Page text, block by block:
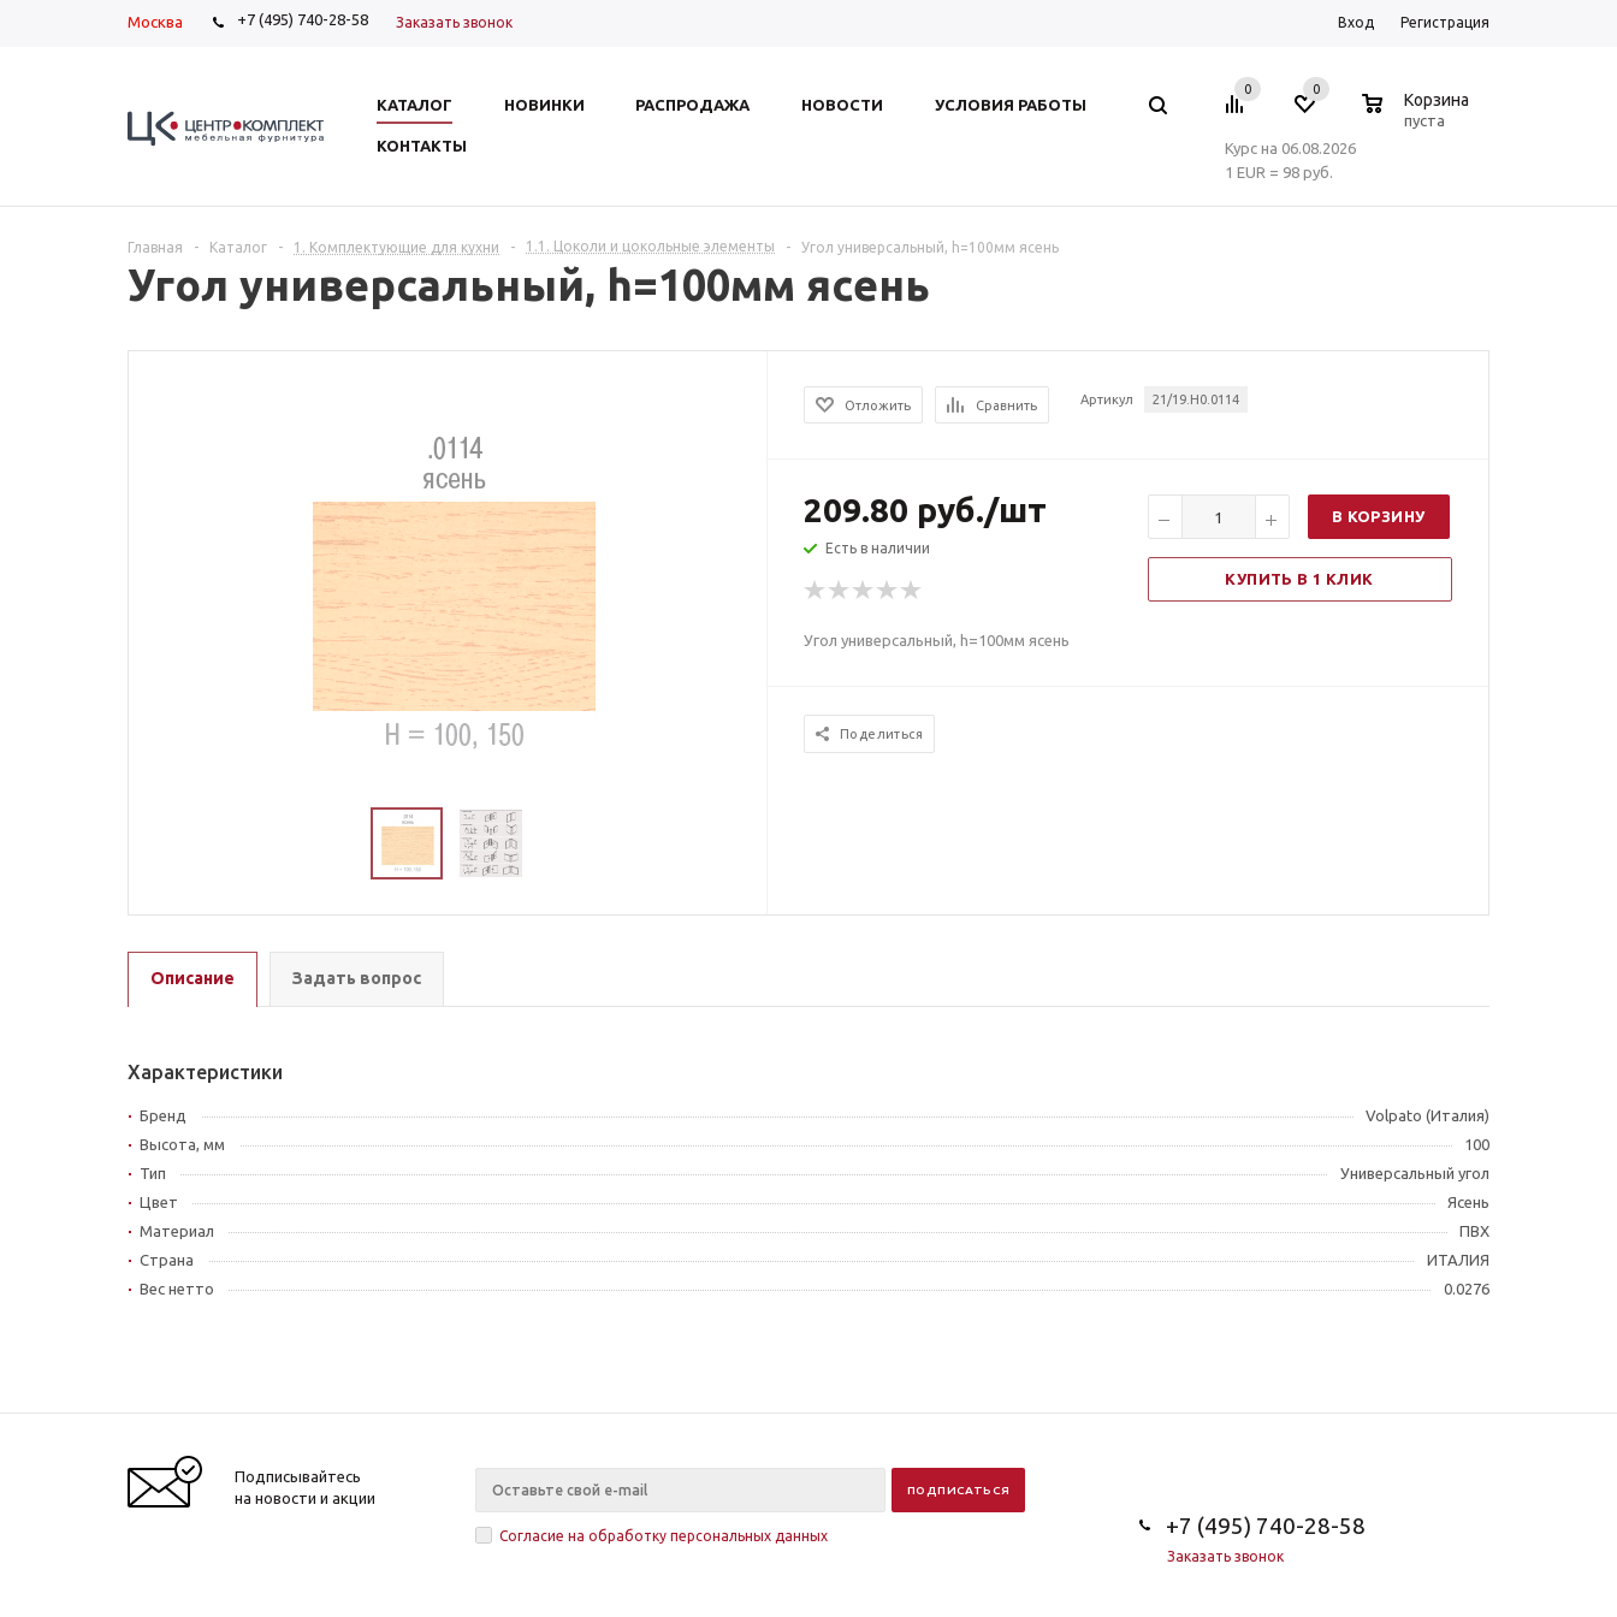
Москва +7 (495) 740-28-58 Заказать звонок Вход Регистрация
КАТАЛОГ НОВИНКИ РАСПРОДАЖА НОВОСТИ УСЛОВИЯ РАБОТЫ
КОНТАКТЫ
0 0
Корзина
пуста
Курс на 06.08.2026
1 EUR = 98 руб.
Главная - Каталог - 1. Комплектующие для кухни - 1.1. Цоколи и цокольные элементы - Угол универсальный, h=100мм ясень
Угол универсальный, h=100мм ясень
Отложить Сравнить Артикул 21/19.H0.0114
209.80 руб./шт
Есть в наличии
В КОРЗИНУ
КУПИТЬ В 1 КЛИК
Угол универсальный, h=100мм ясень
Поделиться
Описание Задать вопрос
Характеристики
Бренд
Volpato (Италия)
Высота, мм
100
Тип
Универсальный угол
Цвет
Ясень
Материал
ПВХ
Страна
ИТАЛИЯ
Вес нетто
0.0276
Подписывайтесь
на новости и акции
Согласие на обработку персональных данных +7 (495) 740-28-58
Заказать звонок